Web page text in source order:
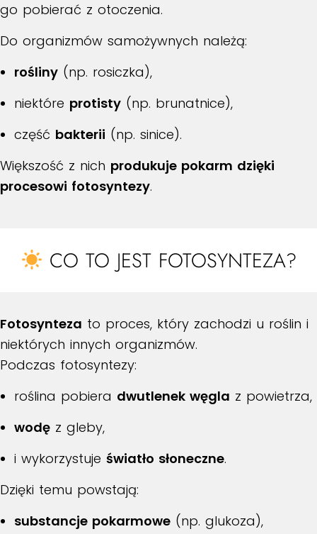
go pobierać z otoczenia.
Do organizmów samożywnych należą:
rośliny (np. rosiczka),
niektóre protisty (np. brunatnice),
część bakterii (np. sinice).
Większość z nich produkuje pokarm dzięki
procesowi fotosyntezy.
CO TO JEST FOTOSYNTEZA?
Fotosynteza to proces, który zachodzi u roślin i
niektórych innych organizmów.
Podczas fotosyntezy:
roślina pobiera dwutlenek węgla z powietrza,
wodę z gleby,
i wykorzystuje światło słoneczne.
Dzięki temu powstają:
substancje pokarmowe (np. glukoza),